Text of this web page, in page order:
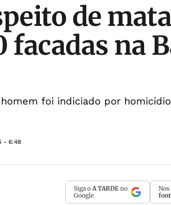
de
na
foi indiciado por
- 6:48
Siga o A TARDE no
Google
Nos